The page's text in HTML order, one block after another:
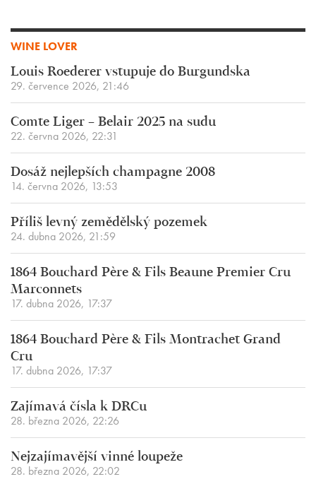
WINE LOVER
Louis Roederer vstupuje do Burgundska
29. července 2026, 21:46
Comte Liger – Belair 2025 na sudu
22. června 2026, 22:31
Dosáž nejlepších champagne 2008
14. června 2026, 13:53
Příliš levný zemědělský pozemek
24. dubna 2026, 21:59
1864 Bouchard Père & Fils Beaune Premier Cru
Marconnets
17. dubna 2026, 17:37
1864 Bouchard Père & Fils Montrachet Grand
Cru
17. dubna 2026, 17:37
Zajímavá čísla k DRCu
28. března 2026, 22:26
Nejzajímavější vinné loupeže
28. března 2026, 22:02